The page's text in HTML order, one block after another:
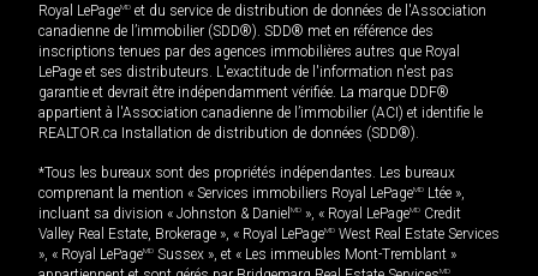
Royal LePageMD et du service de distribution de données de l'Association
canadienne de l’immobilier (SDD®). SDD® met en référence des
inscriptions tenues par des agences immobilières autres que Royal
LePage et ses distributeurs. L'exactitude de l'information n'est pas
garantie et devrait être indépendamment vérifiée. La marque DDF®
appartient à l'Association canadienne de l’immobilier (ACI) et identifie le
REALTOR.ca Installation de distribution de données (SDD®).
*Tous les bureaux sont des propriétés indépendantes. Les bureaux
comprenant la mention « Services immobiliers Royal LePageMD Ltée »,
incluant sa division « Johnston & Daniel MD », « Royal LePageMD Credit
Valley Real Estate, Brokerage », « Royal LePageMD West Real Estate Services
», « Royal LePageMD Sussex », et « Les immeubles Mont-Tremblant »
MD